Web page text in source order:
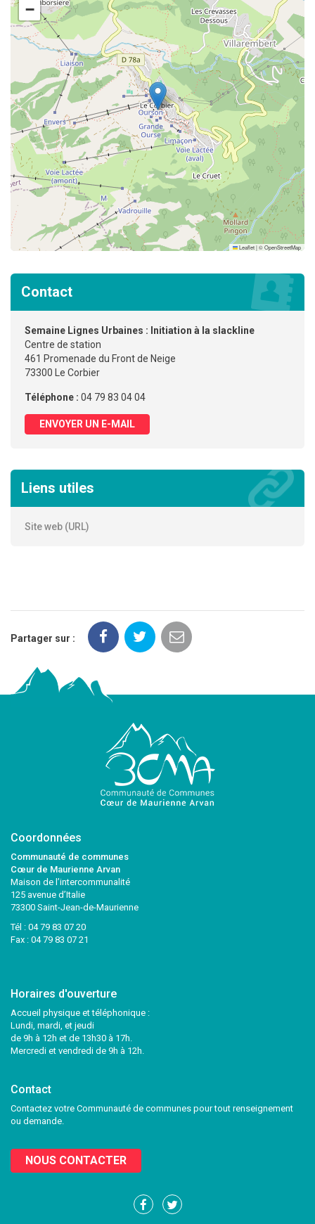
−
Leaflet|©OpenStreetMap
Contact
Semaine Lignes Urbaines : Initiation à la slackline
Centre de station
461 Promenade du Front de Neige
73300 Le Corbier
Téléphone : 04 79 83 04 04
ENVOYER UN E-MAIL
Liens utiles
Site web (URL)
Partager sur :
Coordonnées
Communauté de communes
Cœur de Maurienne Arvan
Maison de l’intercommunalité
125 avenue d’Italie
73300 Saint-Jean-de-Maurienne
Tél : 04 79 83 07 20
Fax : 04 79 83 07 21
Horaires d'ouverture
Accueil physique et téléphonique :
Lundi, mardi, et jeudi
de 9h à 12h et de 13h30 à 17h.
Mercredi et vendredi de 9h à 12h.
Contact
Contactez votre Communauté de communes pour tout renseignement
ou demande.
NOUS CONTACTER
Lien
Lien